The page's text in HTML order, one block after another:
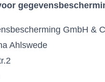
GmbH &
Ahlswede